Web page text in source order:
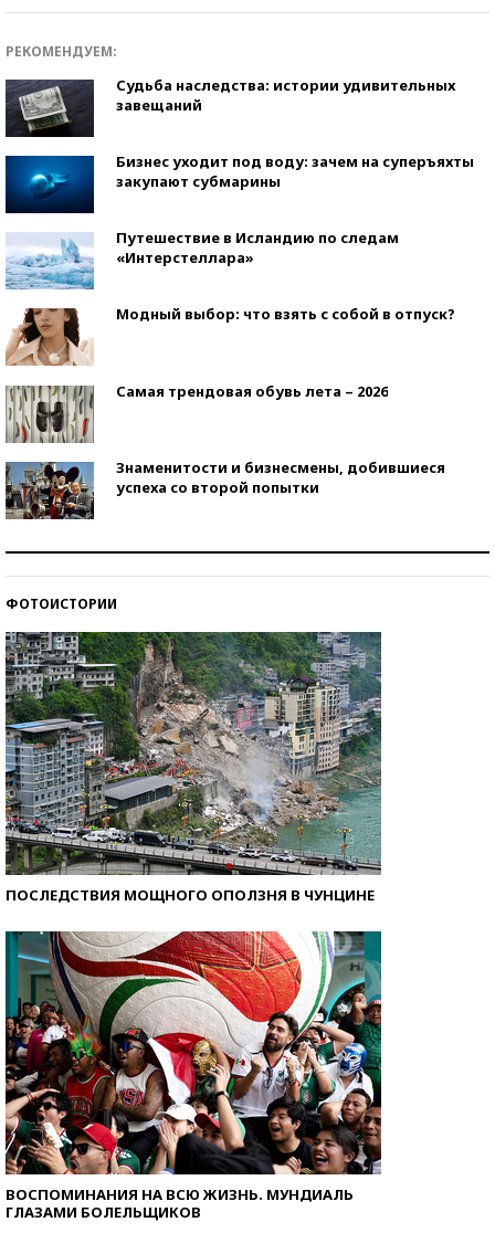
РЕКОМЕНДУЕМ:
Судьба наследства: истории удивительных
завещаний
Бизнес уходит под воду: зачем на суперъяхты
закупают субмарины
Путешествие в Исландию по следам
«Интерстеллара»
Модный выбор: что взять с собой в отпуск?
Самая трендовая обувь лета – 2026
Знаменитости и бизнесмены, добившиеся
успеха со второй попытки
ФОТОИСТОРИИ
ПОСЛЕДСТВИЯ МОЩНОГО ОПОЛЗНЯ В ЧУНЦИНЕ
ВОСПОМИНАНИЯ НА ВСЮ ЖИЗНЬ. МУНДИАЛЬ
ГЛАЗАМИ БОЛЕЛЬЩИКОВ